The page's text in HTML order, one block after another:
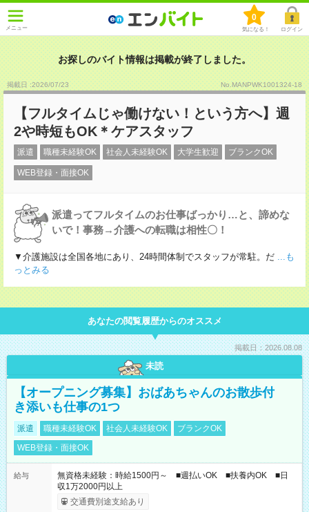
メニュー
0
気になる！ ログイン
お探しのバイト情報は掲載が終了しました。
掲載日 :2026/07/23 No.MANPWK1001324-18
【フルタイムじゃ働けない！という方へ】週
2や時短もOK＊ケアスタッフ
派遣 職種未経験OK 社会人未経験OK 大学生歓迎 ブランクOK
WEB登録・面接OK
派遣ってフルタイムのお仕事ばっかり…と、諦めな
いで！事務→介護への転職は相性〇！
▼介護施設は全国各地にあり、24時間体制でスタッフが常駐。だ ...も
っとみる
あなたの閲覧履歴からのオススメ
掲載日：2026.08.08
未読
【オープニング募集】おばあちゃんのお散歩付
き添いも仕事の1つ
派遣 職種未経験OK 社会人未経験OK
ブランクOK
WEB登録・面接OK
給与
無資格未経験：時給1500円～ ■週払いOK ■扶養内OK ■日
収1万2000円以上
交通費別途支給あり